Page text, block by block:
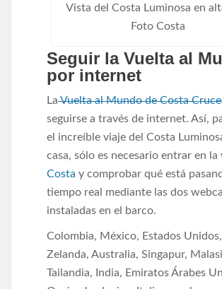
Vista del Costa Luminosa en
Foto Costa
Seguir la Vuelta al
por internet
LaVuelta al Mundo de Costa
seguirse a través de internet. Así,
el increíble viaje del Costa
casa, sólo es necesario entrar en la
Costa y comprobar qué está
tiempo real mediante las dos
instaladas en el barco.
Colombia, México, Estados
Zelanda, Australia, Singapur,
Tailandia, India, Emiratos Árabes